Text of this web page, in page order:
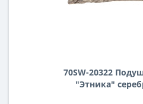
70SW-20322
"Этника"